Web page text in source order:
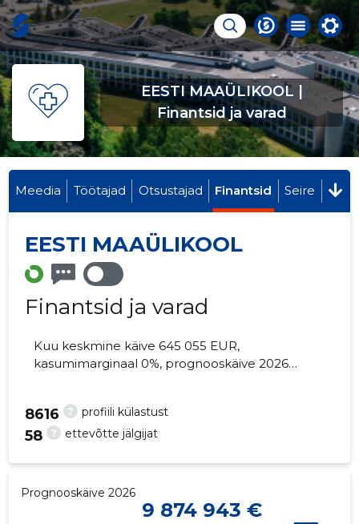
EESTI MAAÜLIKOOL |
Finantsid ja varad
Meedia Töötajad Otsustajad Finantsid Seire
EESTI MAAÜLIKOOL
Finantsid ja varad
Kuu keskmine käive 645 055 EUR,
kasumimarginaal 0%, prognooskäive 2026
? profiili külastust
8616
? ettevõtte jälgijat
58
Prognooskäive 2026
9 874 943 €